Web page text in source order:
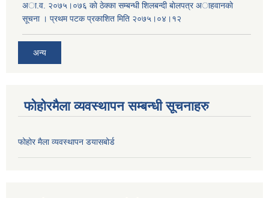
अा.व. २०७५।०७६ काे ठेक्का सम्बन्धी शिलबन्दी बाेलपत्र अाहवानकाे
सूचना । प्रथम पटक प्रकाशित मिति २०७५।०४।१२
अन्य
फोहोरमैला व्यवस्थापन सम्बन्धी सूचनाहरु
फोहोर मैला व्यवस्थापन डयासबोर्ड